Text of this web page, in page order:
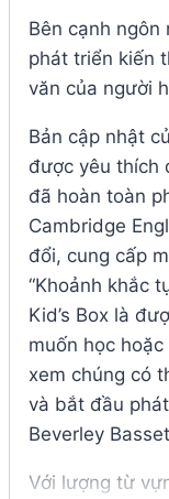
Bên cạnh ngôn
phát triển kiến
văn của người
Bản cập nhật
được yêu thích
đã hoàn toàn
Cambridge
đổi, cung cấp
“Khoảnh khắc
Kid’s Box là
muốn học
xem chúng có
và bắt đầu
Beverley
Với lượng từ